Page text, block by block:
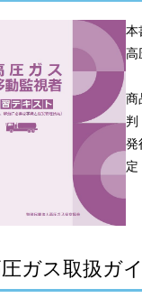
本
高
商
発
ガス取扱ガ